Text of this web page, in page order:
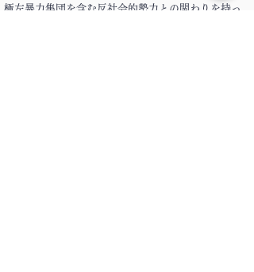
極左暴力集団を含む反社会的勢力との関わりを持っ